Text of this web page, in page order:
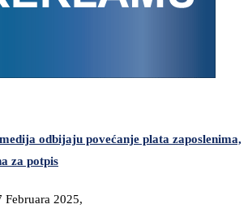
odbijaju povećanje plata zaposlenima,
za potpis
Februara 2025,